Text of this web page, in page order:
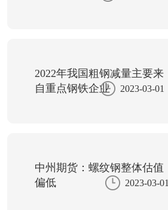
2022年我国粗钢减量主要来
自重点钢铁企业
2023-03-01
中州期货：螺纹钢整体估值
偏低
2023-03-01